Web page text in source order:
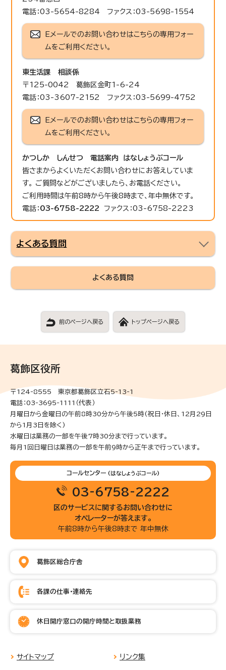
電話：03-5654-8284 ファクス：03-5698-1554
Eメールでのお問い合わせはこちらの専用フォー
ムをご利用ください。
東生活課
相談係
〒125-0042 葛飾区金町1-6-24
電話：03-3607-2152 ファクス：03-5699-4752
Eメールでのお問い合わせはこちらの専用フォー
ムをご利用ください。
かつしか しんせつ 電話案内 はなしょうぶコール
皆さまからよくいただくお問い合わせにお答えしていま
す。 ご質問などがございましたら、お電話ください。
ご利用時間は午前8時から午後8時まで、年中無休です。
電話： 03-6758-2222 ファクス：03-6758-2223
よくある質問
よくある質問
前のページへ戻る トップページへ戻る
葛飾区役所
〒124-8555 東京都葛飾区立石5-13-1
電話：03-3695-1111（代表）
月曜日から金曜日の午前8時30分から午後5時(祝日・休日、12月29日
から1月3日を除く)
水曜日は業務の一部を午後7時30分まで行っています。
毎月1回日曜日は業務の一部を午前9時から正午まで行っています。
コールセンター (はなしょうぶコール)
03-6758-2222
区のサービスに関するお問い合わせに
オペレーターが答えます。
午前8時から午後8時まで 年中無休
葛飾区総合庁舎
各課の仕事・連絡先
休日開庁窓口の開庁時間と取扱業務
サイトマップ リンク集